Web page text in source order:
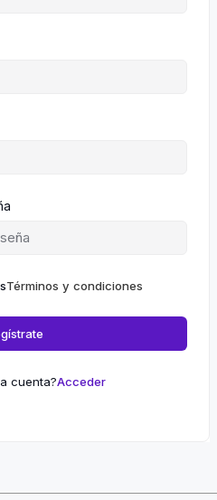
Términos y condiciones
cuenta?Acceder